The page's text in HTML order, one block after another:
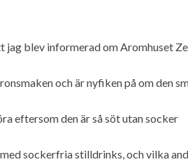
jag blev informerad om Aromhuset
och är nyfiken på om den
eftersom den är så söt utan socker
sockerfria stilldrinks, och vilka